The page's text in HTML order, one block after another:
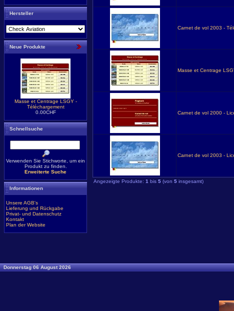
Hersteller
Neue Produkte
Masse et Centrage LSGY -
Téléchargement
0.00CHF
Schnellsuche
Verwenden Sie Stichworte, um ein
Produkt zu finden.
Erweiterte Suche
Informationen
Unsere AGB's
Lieferung und Rückgabe
Privat- und Datenschutz
Kontakt
Plan der Website
Carnet de vol 2003 -
Masse et Centrage
Carnet de vol 2000 -
Carnet de vol 2003 -
Angezeigte Produkte: 1 bis 5 (von 5 insgesamt)
Donnerstag 06 August 2026